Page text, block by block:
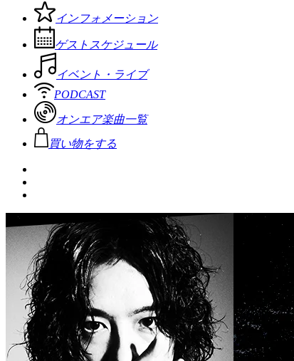
インフォメーション
ゲストスケジュール
イベント・ライブ
PODCAST
オンエア楽曲一覧
買い物をする